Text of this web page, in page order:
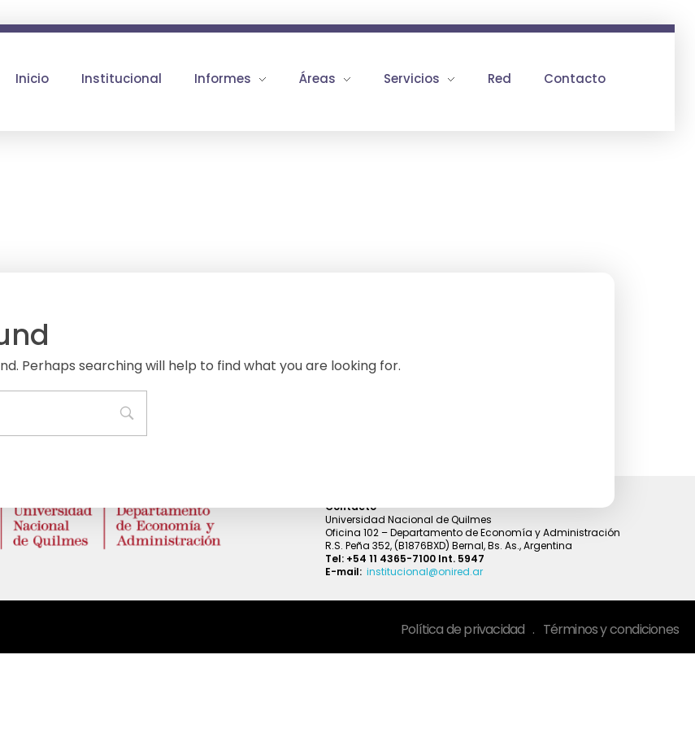
Inicio Institucional Informes Áreas Servicios Red Contacto
Perhaps searching will help to find what you are looking for.
Contacto
Universidad Nacional de Quilmes
Oficina 102 – Departamento de Economía y Administración
R.S. Peña 352, (B1876BXD) Bernal, Bs. As., Argentina
Tel: +54 11 4365-7100 Int. 5947
E-mail: institucional@onired.ar
Política de privacidad . Términos y condiciones